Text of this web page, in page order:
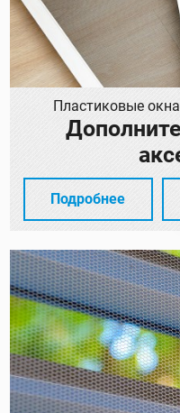
Пластиковые
Подробнее